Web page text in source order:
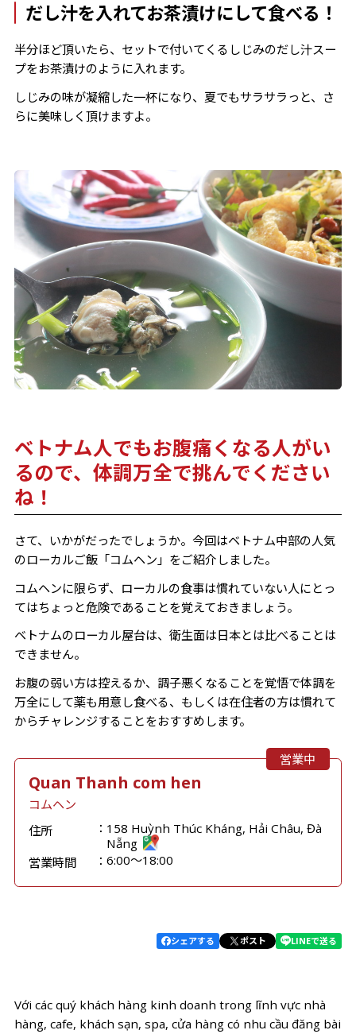
だし汁を入れてお茶漬けにして食べる！
半分ほど頂いたら、セットで付いてくるしじみのだし汁スー
プをお茶漬けのように入れます。
しじみの味が凝縮した一杯になり、夏でもサラサラっと、さ
らに美味しく頂けますよ。
ベトナム人でもお腹痛くなる人がい
るので、体調万全で挑んでください
ね！
さて、いかがだったでしょうか。今回はベトナム中部の人気
のローカルご飯「コムヘン」をご紹介しました。
コムヘンに限らず、ローカルの食事は慣れていない人にとっ
てはちょっと危険であることを覚えておきましょう。
ベトナムのローカル屋台は、衛生面は日本とは比べることは
できません。
お腹の弱い方は控えるか、調子悪くなることを覚悟で体調を
万全にして薬も用意し食べる、もしくは在住者の方は慣れて
からチャレンジすることをおすすめします。
営業中
Quan Thanh com hen
コムヘン
住所
158 Huỳnh Thúc Kháng, Hải Châu, Đà
Nẵng
営業時間
6:00～18:00
シェアする ポスト LINEで送る
Với các quý khách hàng kinh doanh trong lĩnh vực nhà
hàng, cafe, khách sạn, spa, cửa hàng có nhu cầu đăng bài